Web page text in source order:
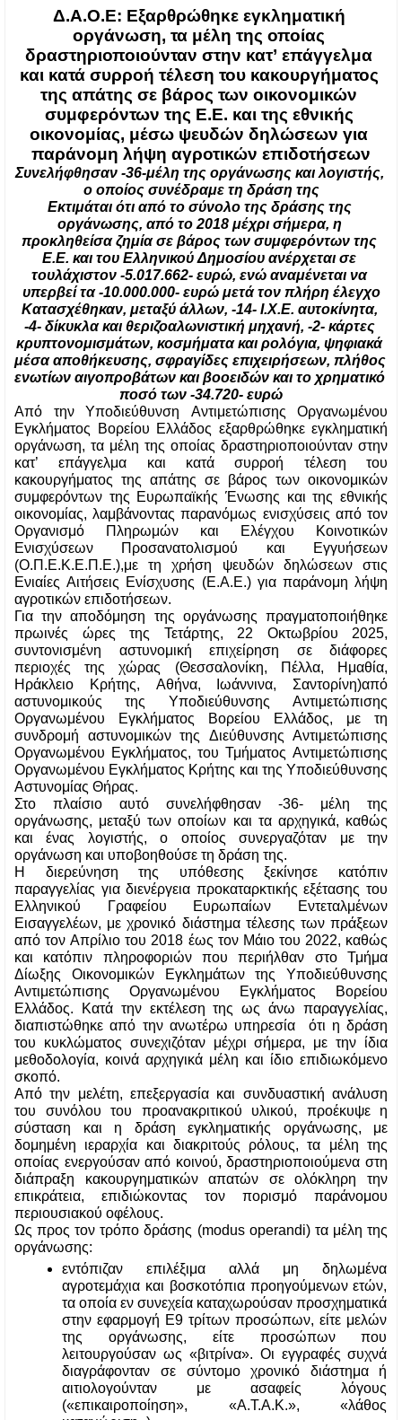
Δ.Α.Ο.Ε: Εξαρθρώθηκε εγκληματική
οργάνωση, τα μέλη της οποίας
δραστηριοποιούνταν στην κατ’ επάγγελμα
και κατά συρροή τέλεση του κακουργήματος
της απάτης σε βάρος των οικονομικών
συμφερόντων της Ε.Ε. και της εθνικής
οικονομίας, μέσω ψευδών δηλώσεων για
παράνομη λήψη αγροτικών επιδοτήσεων
Συνελήφθησαν -36-μέλη της οργάνωσης και λογιστής,
ο οποίος συνέδραμε τη δράση της
Εκτιμάται ότι από το σύνολο της δράσης της
οργάνωσης, από το 2018 μέχρι σήμερα, η
προκληθείσα ζημία σε βάρος των συμφερόντων της
Ε.Ε. και του Ελληνικού Δημοσίου ανέρχεται σε
τουλάχιστον -5.017.662- ευρώ, ενώ αναμένεται να
υπερβεί τα -10.000.000- ευρώ μετά τον πλήρη έλεγχο
Κατασχέθηκαν, μεταξύ άλλων, -14- Ι.Χ.Ε. αυτοκίνητα,
-4- δίκυκλα και θεριζοαλωνιστική μηχανή, -2- κάρτες
κρυπτονομισμάτων, κοσμήματα και ρολόγια, ψηφιακά
μέσα αποθήκευσης, σφραγίδες επιχειρήσεων, πλήθος
ενωτίων αιγοπροβάτων και βοοειδών και το χρηματικό
ποσό των -34.720- ευρώ
Από την Υποδιεύθυνση Αντιμετώπισης Οργανωμένου
Εγκλήματος Βορείου Ελλάδος εξαρθρώθηκε εγκληματική
οργάνωση, τα μέλη της οποίας δραστηριοποιούνταν στην
κατ’ επάγγελμα και κατά συρροή τέλεση του
κακουργήματος της απάτης σε βάρος των οικονομικών
συμφερόντων της Ευρωπαϊκής Ένωσης και της εθνικής
Οργανισμό Πληρωμών και Ελέγχου Κοινοτικών
Ενισχύσεων Προσανατολισμού και Εγγυήσεων
(Ο.Π.Ε.Κ.Ε.Π.Ε.),με τη χρήση ψευδών δηλώσεων στις
Ενιαίες Αιτήσεις Ενίσχυσης (Ε.Α.Ε.) για παράνομη λήψη
αγροτικών επιδοτήσεων.
Για την αποδόμηση της οργάνωσης πραγματοποιήθηκε
πρωινές ώρες της Τετάρτης, 22 Οκτωβρίου 2025,
συντονισμένη αστυνομική επιχείρηση σε διάφορες
περιοχές της χώρας (Θεσσαλονίκη, Πέλλα, Ημαθία,
Ηράκλειο Κρήτης, Αθήνα, Ιωάννινα, Σαντορίνη)από
αστυνομικούς της Υποδιεύθυνσης Αντιμετώπισης
Οργανωμένου Εγκλήματος Βορείου Ελλάδος, με τη
συνδρομή αστυνομικών της Διεύθυνσης Αντιμετώπισης
Οργανωμένου Εγκλήματος, του Τμήματος Αντιμετώπισης
Οργανωμένου Εγκλήματος Κρήτης και της Υποδιεύθυνσης
Αστυνομίας Θήρας.
Στο πλαίσιο αυτό συνελήφθησαν -36- μέλη της
οργάνωσης, μεταξύ των οποίων και τα αρχηγικά, καθώς
και ένας λογιστής, ο οποίος συνεργαζόταν με την
οργάνωση και υποβοηθούσε τη δράση της.
Η διερεύνηση της υπόθεσης ξεκίνησε κατόπιν
παραγγελίας για διενέργεια προκαταρκτικής εξέτασης του
Ελληνικού Γραφείου Ευρωπαίων Εντεταλμένων
Εισαγγελέων, με χρονικό διάστημα τέλεσης των πράξεων
από τον Απρίλιο του 2018 έως τον Μάιο του 2022, καθώς
και κατόπιν πληροφοριών που περιήλθαν στο Τμήμα
Δίωξης Οικονομικών Εγκλημάτων της Υποδιεύθυνσης
Αντιμετώπισης Οργανωμένου Εγκλήματος Βορείου
Ελλάδος. Κατά την εκτέλεση της ως άνω παραγγελίας,
διαπιστώθηκε από την ανωτέρω υπηρεσία  ότι η δράση
του κυκλώματος συνεχιζόταν μέχρι σήμερα, με την ίδια
μεθοδολογία, κοινά αρχηγικά μέλη και ίδιο επιδιωκόμενο
σκοπό.
Από την μελέτη, επεξεργασία και συνδυαστική ανάλυση
του συνόλου του προανακριτικού υλικού, προέκυψε η
σύσταση και η δράση εγκληματικής οργάνωσης, με
δομημένη ιεραρχία και διακριτούς ρόλους, τα μέλη της
οποίας ενεργούσαν από κοινού, δραστηριοποιούμενα στη
διάπραξη κακουργηματικών απατών σε ολόκληρη την
επικράτεια, επιδιώκοντας τον πορισμό παράνομου
περιουσιακού οφέλους.
Ως προς τον τρόπο δράσης (modus operandi) τα μέλη της
οργάνωσης:
εντόπιζαν επιλέξιμα αλλά μη δηλωμένα
αγροτεμάχια και βοσκοτόπια προηγούμενων ετών,
τα οποία εν συνεχεία καταχωρούσαν προσχηματικά
στην εφαρμογή Ε9 τρίτων προσώπων, είτε μελών
της οργάνωσης, είτε προσώπων που
λειτουργούσαν ως «βιτρίνα». Οι εγγραφές συχνά
διαγράφονταν σε σύντομο χρονικό διάστημα ή
αιτιολογούνταν με ασαφείς λόγους
(«επικαιροποίηση», «Α.Τ.Α.Κ.», «λάθος